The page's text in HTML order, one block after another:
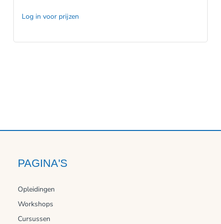
Log in voor prijzen
PAGINA'S
Opleidingen
Workshops
Cursussen